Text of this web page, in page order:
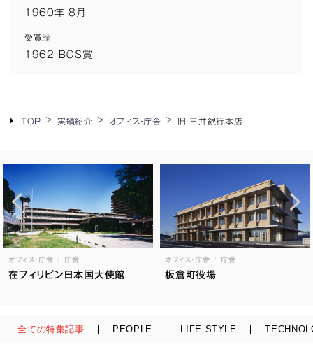
1960年 8月
受賞歴
1962 ＢＣＳ賞
TOP 実績紹介 オフィス・庁舎 旧 三井銀行本店
オフィス・庁舎 庁舎
在フィリピン日本国大使館
オフィス・庁舎 庁舎
板倉町役場
全ての特集記事 PEOPLE LIFE STYLE